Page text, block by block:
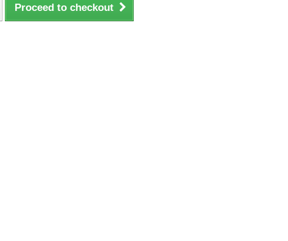
Proceed to checkout